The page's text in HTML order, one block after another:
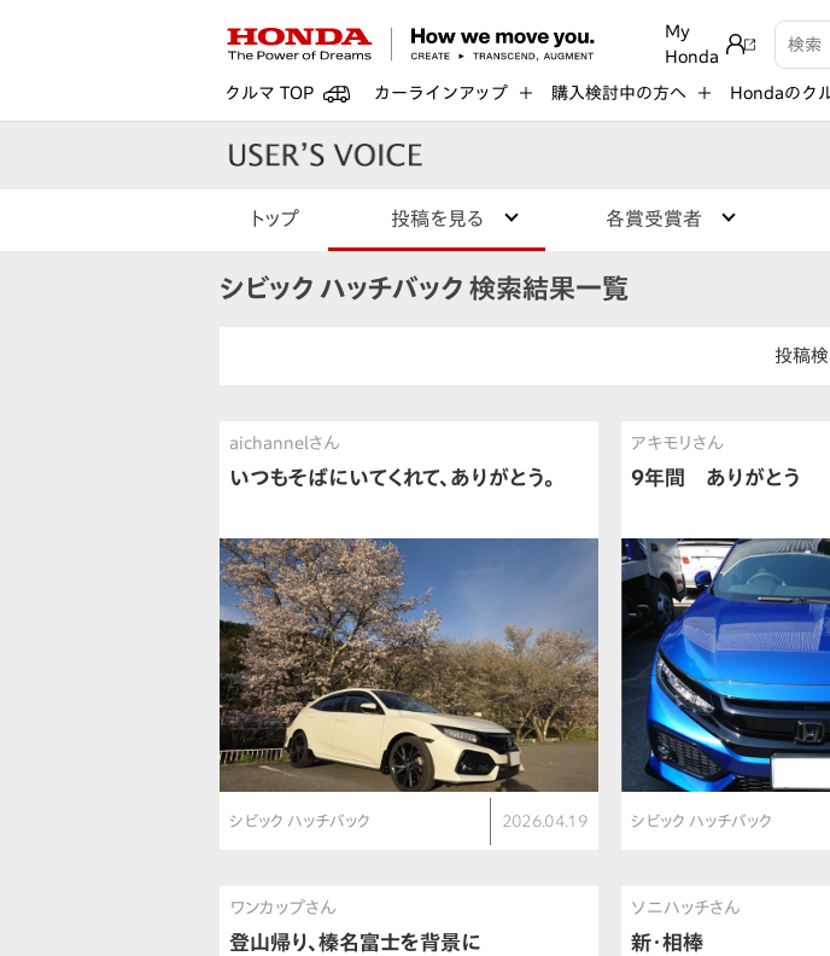
My
Honda
検索
クルマ TOP カーラインアップ 購入検討中の方へ Hondaのク
トップ 投稿を見る 各賞受賞者
シビック ハッチバック 検索結果一覧
投稿
aichannelさん
いつもそばにいてくれて、ありがとう。
シビック ハッチバック 2026.04.19
アキモリさん
9年間 ありがとう
シビック ハッチバック
ワンカップさん
登山帰り、榛名富士を背景に
ソニハッチさん
新・相棒